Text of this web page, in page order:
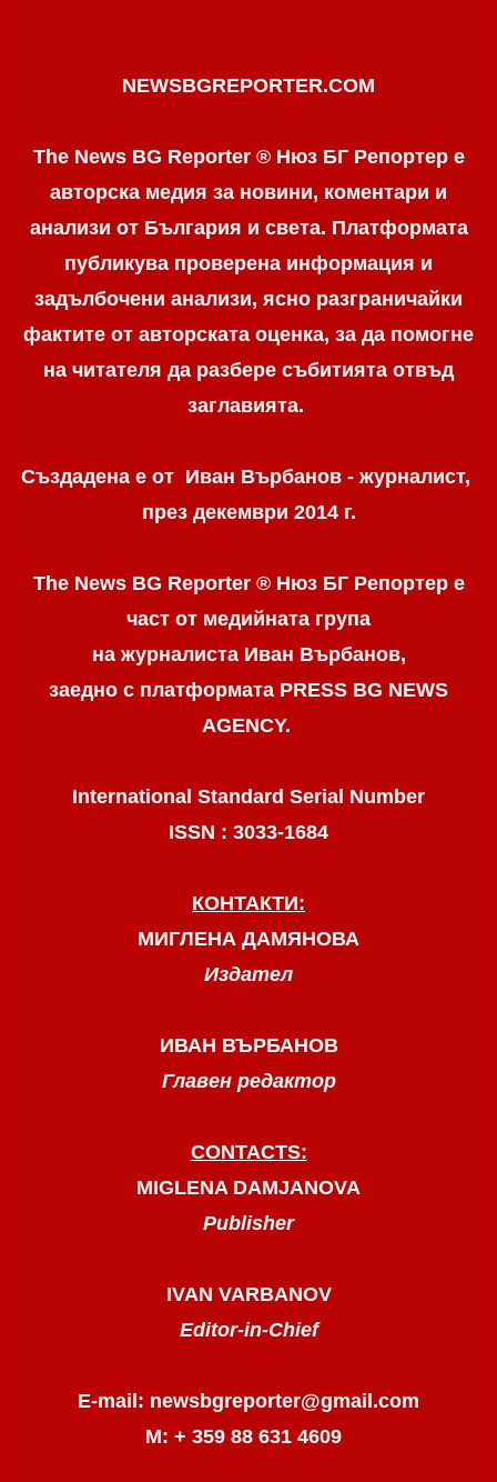
NEWSBGREPORTER.COM
The News BG Reporter ® Нюз БГ Репортер е
авторска медия за новини, коментари и
анализи от България и света. Платформата
публикува проверена информация и
задълбочени анализи, ясно разграничaйки
фактите от авторската оценка, за да помогне
на читателя да разбере събитията отвъд
заглавията.
Създадена е от Иван Върбанов - журналист,
през декември 2014 г.
The News BG Reporter ® Нюз БГ Репортере
част от медийната група
на журналиста Иван Върбанов,
заедно с платформата PRESS BG NEWS
AGENCY.
International Standard Serial Number
ISSN : 3033-1684
КОНТАКТИ:
МИГЛЕНА ДАМЯНОВА
Издател
ИВАН ВЪРБАНОВ
Главен редактор
CONTACTS:
MIGLENA DAMJANOVA
Publisher
IVAN VARBANOV
Editor-in-Chief
E-mail: newsbgreporter@gmail.com
М: + 359 88 631 4609